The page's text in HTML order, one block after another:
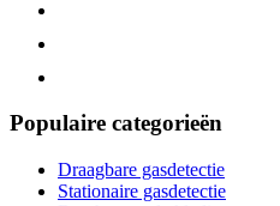
Populaire categorieën
Draagbare gasdetectie
Stationaire gasdetectie